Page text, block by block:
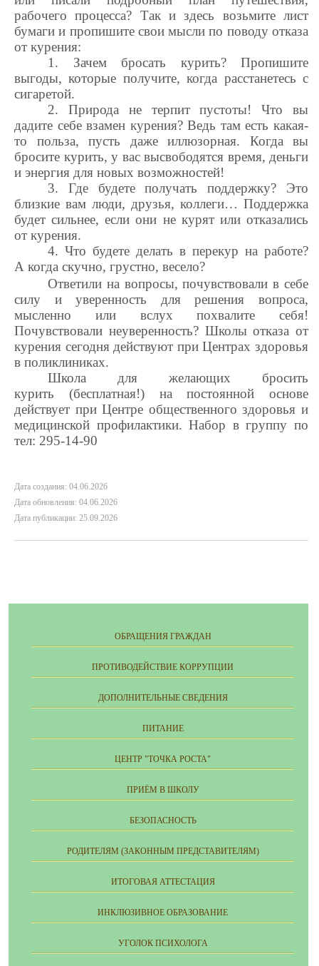
рабочего процесса? Так и здесь возьмите лист
бумаги и пропишите свои мысли по поводу отказа
от курения:
1. Зачем бросать курить? Пропишите
выгоды, которые получите, когда расстанетесь с
сигаретой.
2. Природа не терпит пустоты! Что вы
дадите себе взамен курения? Ведь там есть какая-
то польза, пусть даже иллюзорная. Когда вы
бросите курить, у вас высвободятся время, деньги
и энергия для новых возможностей!
3. Где будете получать поддержку?
Это
близкие вам люди, друзья, коллеги… Поддержка
будет сильнее, если они не курят или отказались
от курения.
4. Что будете делать в перекур на работе?
А когда скучно, грустно, весело?
Ответили на вопросы, почувствовали в себе
силу и уверенность для решения вопроса,
мысленно или вслух похвалите себя!
Почувствовали неуверенность? Школы отказа от
курения сегодня действуют при Центрах здоровья
в поликлиниках.
Школа для желающих бросить
курить (бесплатная!) на постоянной основе
действует приЦентре общественного здоровья и
медицинской профилактики.Набор в группупо
тел: 295-14-90
Дата создания: 04.06.2026
Дата обновления: 04.06.2026
Дата публикации: 25.09.2026
ОБРАЩЕНИЯ ГРАЖДАН
ПРОТИВОДЕЙСТВИЕ КОРРУПЦИИ
ДОПОЛНИТЕЛЬНЫЕ СВЕДЕНИЯ
ПИТАНИЕ
ЦЕНТР "ТОЧКА РОСТА"
ПРИЁМ В ШКОЛУ
БЕЗОПАСНОСТЬ
РОДИТЕЛЯМ (ЗАКОННЫМ ПРЕДСТАВИТЕЛЯМ)
ИТОГОВАЯ АТТЕСТАЦИЯ
ИНКЛЮЗИВНОЕ ОБРАЗОВАНИЕ
УГОЛОК ПСИХОЛОГА